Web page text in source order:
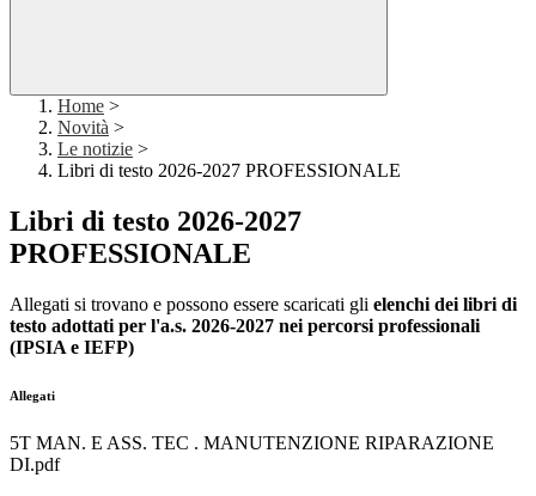
Home >
Novità >
Le notizie >
Libri di testo 2026-2027 PROFESSIONALE
Libri di testo 2026-2027
PROFESSIONALE
Allegati si trovano e possono essere scaricati gli elenchi dei libri di
testo adottati per l'a.s. 2026-2027 nei percorsi professionali
(IPSIA e IEFP)
Allegati
5T MAN. E ASS. TEC . MANUTENZIONE RIPARAZIONE
DI.pdf